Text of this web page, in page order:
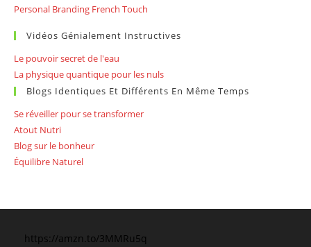
Personal Branding French Touch
Vidéos Génialement Instructives
Le pouvoir secret de l'eau
La physique quantique pour les nuls
Blogs Identiques Et Différents En Même Temps
Se réveiller pour se transformer
Atout Nutri
Blog sur le bonheur
Équilibre Naturel
https://amzn.to/3MMRu5q